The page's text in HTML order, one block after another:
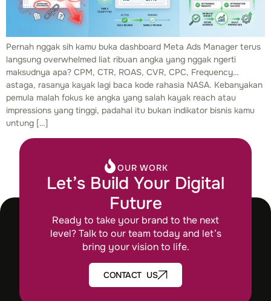
Pernah nggak sih kamu buka dashboard Meta Ads Manager terus
langsung overwhelmed liat ribuan angka yang nggak ngerti
maksudnya apa? CPM, CTR, ROAS, CVR, CPC, Frequency…
astaga, rasanya kayak lagi baca kode rahasia NASA. Kebanyakan
pemula malah fokus ke angka yang salah kayak reach atau
impressions yang tinggi, padahal itu bukan indikator bisnis kamu
untung […]
OUR WORK
Let’s Build Your Digital
Future
Ready to take your brand to the next
level? Talk to our team today and let’s
bring your vision to life.
CONTACT US